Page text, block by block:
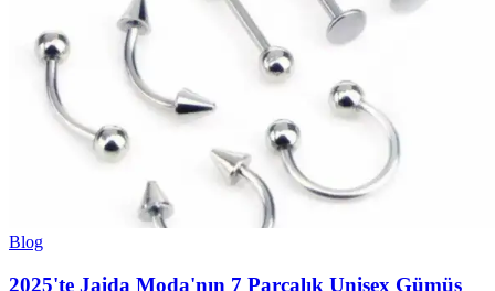
Blog
2025'te Jaida Moda'nın 7 Parçalık Unisex Gümüş